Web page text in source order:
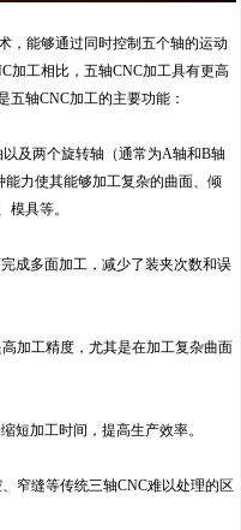
，能够通过同时控制五个轴的运动
加工相比，五轴CNC加工具有更高
轴CNC加工的主要功能：
及两个旋转轴（通常为A轴和B轴
力使其能够加工复杂的曲面、倾
模具等。
成多面加工，减少了装夹次数和误
加工精度，尤其是在加工复杂曲面
短加工时间，提高生产效率。
窄缝等传统三轴CNC难以处理的区